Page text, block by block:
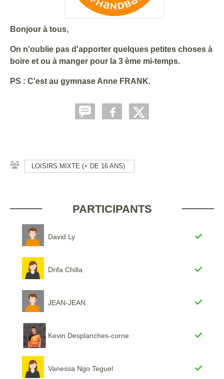
Bonjour à tous,
On n'oublie pas d'apporter quelques petites choses à
boire et ou à manger pour la 3 ème mi-temps.
PS : C'est au gymnase Anne FRANK.
LOISIRS MIXTE (+ DE 16 ANS)
PARTICIPANTS
David Ly
Drifa Chilla
JEAN-JEAN
Kevin Desplanches-corne
Vanessa Ngo Teguel